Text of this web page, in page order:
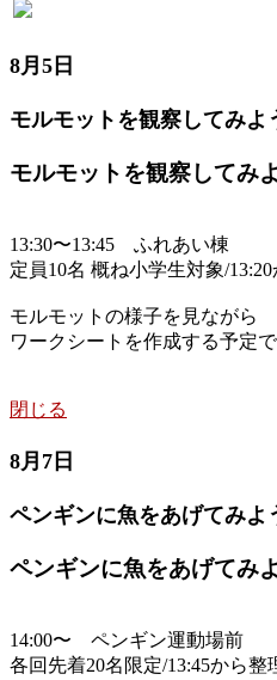
8月5日
モルモットを観察してみよ
モルモットを観察してみ
13:30〜13:45 ふれあい棟
定員10名 概ね小学生対象/
モルモットの様子を見ながら
ワークシートを作成する予定で
閉じる
8月7日
ペンギンに魚をあげてみよ
ペンギンに魚をあげてみ
14:00〜 ペンギン運動場前
各回先着20名限定/13:45から整